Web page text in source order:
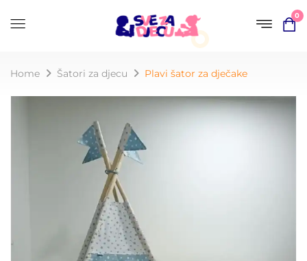
0
Home Šatori za djecu Plavi šator za dječake